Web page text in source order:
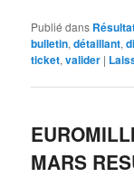
Publié dans
bulletin,détaillant,
ticket,valider |
MARS